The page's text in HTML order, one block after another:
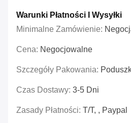
Warunki Płatności I Wysyłki
Minimalne Zamówienie:
Cena: Negocjowalne
Szczegóły Pakowania:
Czas Dostawy: 3-5 Dni
Zasady Płatności: T/T, , Paypal